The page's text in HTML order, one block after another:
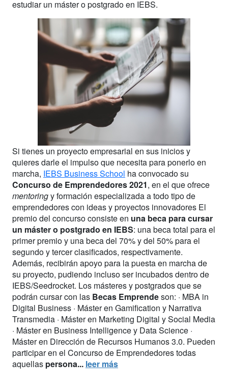
estudiar un máster o postgrado en IEBS.
Si tienes un proyecto empresarial en sus inicios y
quieres darle el impulso que necesita para ponerlo en
marcha, IEBS Business School ha convocado su
Concurso de Emprendedores 2021, en el que ofrece
mentoringy formación especializada a todo tipo de
emprendedores con ideas y proyectos innovadores El
premio del concurso consiste en una beca para cursar
un máster o postgrado en IEBS: una beca total para el
primer premio y una beca del 70% y del 50% para el
segundo y tercer clasificados, respectivamente.
Además, recibirán apoyo para la puesta en marcha de
su proyecto, pudiendo incluso ser incubados dentro de
IEBS/Seedrocket. Los másteres y postgrados que se
podrán cursar con las Becas Emprendeson: · MBA in
Digital Business · Máster en Gamification y Narrativa
Transmedia · Máster en Marketing Digital y Social Media
· Máster en Business Intelligence y Data Science ·
Máster en Dirección de Recursos Humanos 3.0. Pueden
participar en el Concurso de Emprendedores todas
aquellas persona... leer más